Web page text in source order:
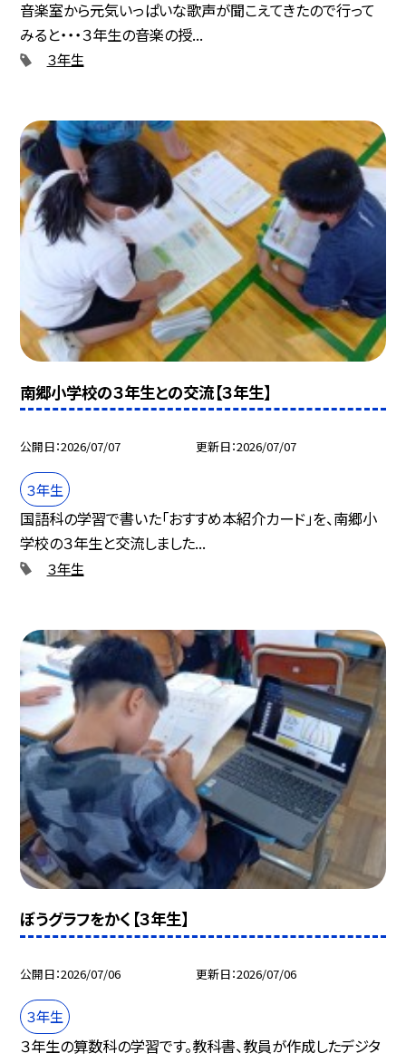
音楽室から元気いっぱいな歌声が聞こえてきたので行って
みると・・・３年生の音楽の授...
３年生
南郷小学校の３年生との交流【３年生】
公開日 2026/07/07 更新日 2026/07/07
３年生
国語科の学習で書いた「おすすめ本紹介カード」を、南郷小
学校の３年生と交流しました...
３年生
ぼうグラフをかく【３年生】
公開日 2026/07/06 更新日 2026/07/06
３年生
３年生の算数科の学習です。教科書、教員が作成したデジタ